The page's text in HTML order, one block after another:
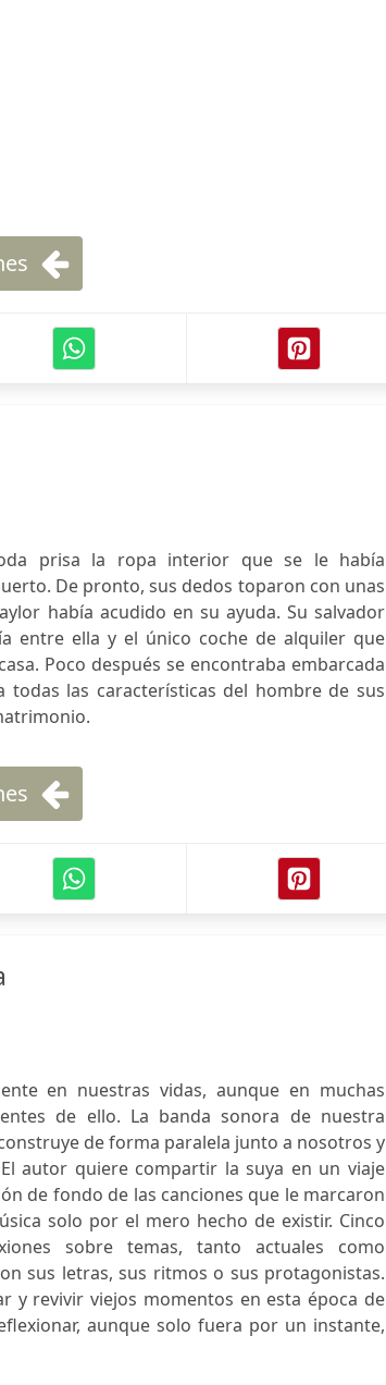
prisa la ropa interior que se le había
De pronto, sus dedos toparon con unas
había acudido en su ayuda. Su salvador
entre ella y el único coche de alquiler que
Poco después se encontraba embarcada
las características del hombre de sus
en nuestras vidas, aunque en muchas
de ello. La banda sonora de nuestra
de forma paralela junto a nosotros y
autor quiere compartir la suya en un viaje
de fondo de las canciones que le marcaron
solo por el mero hecho de existir. Cinco
sobre temas, tanto actuales como
sus letras, sus ritmos o sus protagonistas.
y revivir viejos momentos en esta época de
aunque solo fuera por un instante,